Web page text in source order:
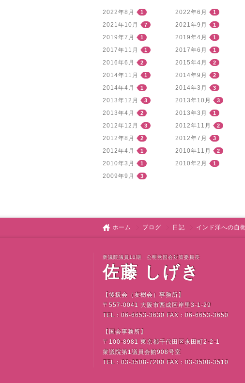
2022年8月 1 2022年6月 1
2021年10月 7 2021年9月 1
2019年7月 1 2019年4月 1
2017年11月 1 2017年6月 1
2016年6月 2 2015年4月 2
2014年11月 1 2014年9月 2
2014年4月 1 2014年3月 3
2013年12月 3 2013年10月 3
2013年4月 2 2013年3月 1
2012年12月 3 2012年11月 2
2012年8月 2 2012年7月 3
2012年4月 1 2010年11月 2
2010年3月 1 2010年2月 1
2009年9月 3
ホーム ブログ 日記 インド洋への自
衆議院議員10期 公明党国会対策委員長
佐藤 しげき
【後援会（友樹会）事務所】
〒 557-0041 大阪市西成区岸里3-1-29
TEL ： 06-6653-3630 FAX ： 06-6653-3650
【国会事務所】
〒 100-8981 東京都千代田区永田町2-2-1
衆議院第1議員会館908号室
TEL ： 03-3508-7200 FAX ： 03-3508-3510